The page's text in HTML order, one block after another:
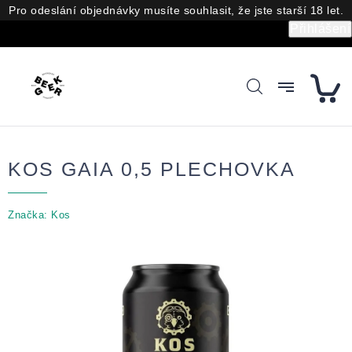
Přejít
na
Pro odeslání objednávky musíte souhlasit, že jste starší 18 let.
KOS GAIA 0,5 PLECHOVKA
Značka: Kos